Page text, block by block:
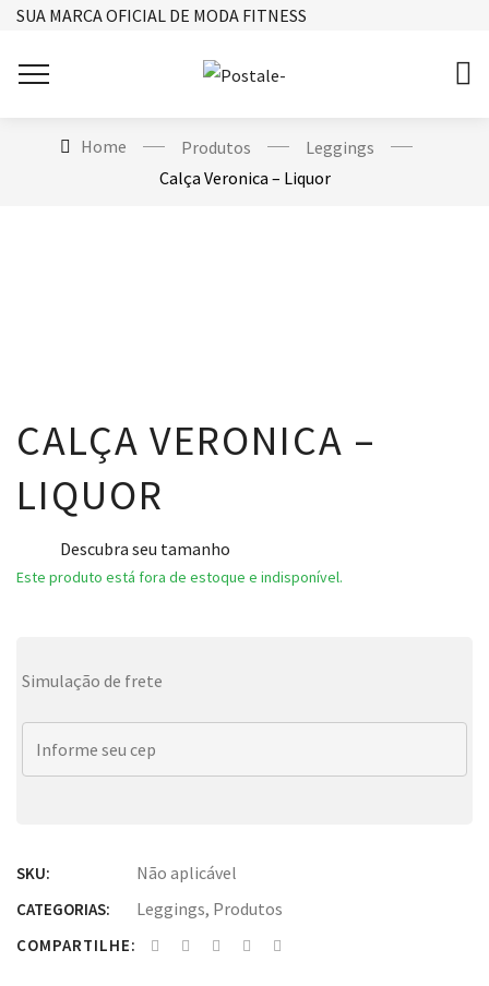
SUA MARCA OFICIAL DE MODA FITNESS
Home Produtos
Leggings
Calça Veronica – Liquor
CALÇA VERONICA –
LIQUOR
Descubra seu tamanho
Este produto está fora de estoque e indisponível.
Simulação de frete
SKU: Não aplicável
CATEGORIAS: Leggings, Produtos
COMPARTILHE: